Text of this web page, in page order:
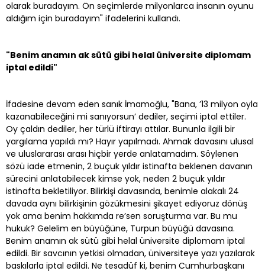
olarak buradayım. Ön seçimlerde milyonlarca insanın oyunu
aldığım için buradayım" ifadelerini kullandı.
"Benim anamın ak sütü gibi helal üniversite diplomam
iptal edildi"
İfadesine devam eden sanık İmamoğlu, "Bana, ’13 milyon oyla
kazanabileceğini mi sanıyorsun’ dediler, seçimi iptal ettiler.
Oy çaldın dediler, her türlü iftirayı attılar. Bununla ilgili bir
yargılama yapıldı mı? Hayır yapılmadı. Ahmak davasını ulusal
ve uluslararası arası hiçbir yerde anlatamadım. Söylenen
sözü iade etmenin, 2 buçuk yıldır istinafta beklenen davanın
sürecini anlatabilecek kimse yok, neden 2 buçuk yıldır
istinafta bekletiliyor. Bilirkişi davasında, benimle alakalı 24
davada aynı bilirkişinin gözükmesini şikayet ediyoruz dönüş
yok ama benim hakkımda re’sen soruşturma var. Bu mu
hukuk? Gelelim en büyüğüne, Turpun büyüğü davasına.
Benim anamın ak sütü gibi helal üniversite diplomam iptal
edildi. Bir savcının yetkisi olmadan, üniversiteye yazı yazılarak
baskılarla iptal edildi. Ne tesadüf ki, benim Cumhurbaşkanı